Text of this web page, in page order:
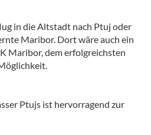
in die Altstadt nach Ptuj oder
Maribor. Dort wäre auch ein
Maribor, dem erfolgreichsten
Ptujs ist hervorragend zur